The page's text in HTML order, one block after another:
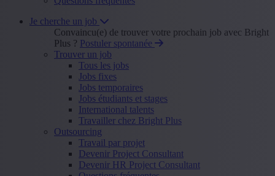
Je cherche un job
Convaincu(e) de trouver votre prochain job avec Bright
Plus ? Postuler spontanée
Trouver un job
Tous les jobs
Jobs fixes
Jobs temporaires
Jobs étudiants et stages
International talents
Travailler chez Bright Plus
Outsourcing
Travail par projet
Devenir Project Consultant
Devenir HR Project Consultant